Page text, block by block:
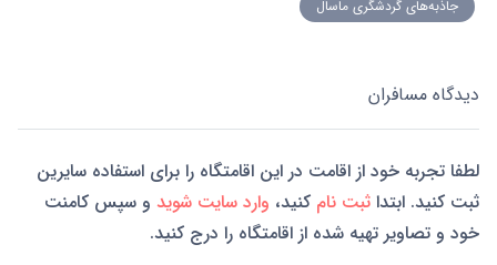
جاذبه‌های گردشگری ماسال
دیدگاه مسافران
لطفا تجربه خود از اقامت در این اقامتگاه را برای استفاده سایرین
ثبت کنید. ابتدا ثبت نام کنید، وارد سایت شوید و سپس کامنت
خود و تصاویر تهیه شده از اقامتگاه را درج کنید.